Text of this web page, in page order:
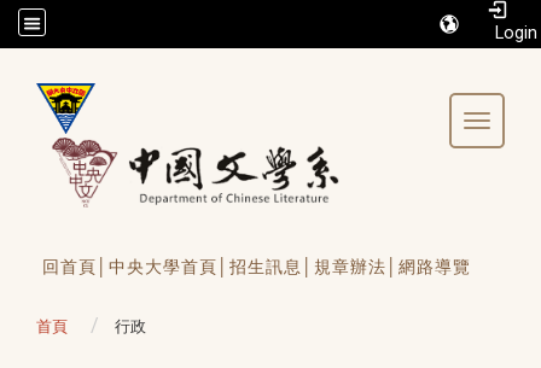
/accesskey"" title="Toolbar">:::
Toggle
回首頁│ 中央大學首頁│ 招生訊息│ 規章辦法│ 網路導覽
首頁 行政